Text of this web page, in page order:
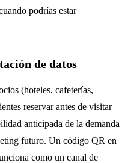
podrías estar
de datos
(hoteles, cafeterías,
reservar antes de visitar
anticipada de la demanda
futuro. Un código QR en
como un canal de